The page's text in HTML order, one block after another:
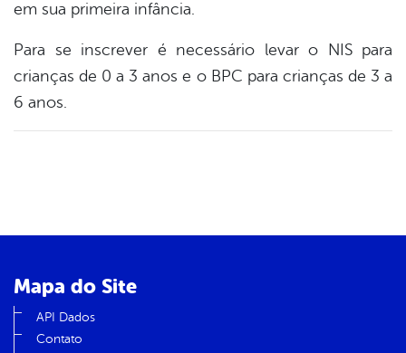
em sua primeira infância.
Para se inscrever é necessário levar o NIS para
crianças de 0 a 3 anos e o BPC para crianças de 3 a
6 anos.
Mapa do Site
API Dados
Contato